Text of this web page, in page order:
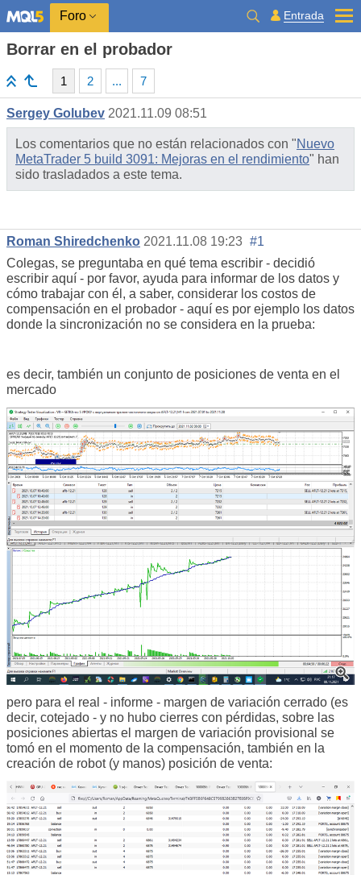
Foro Entrada
Borrar en el probador
1 2 ... 7
Sergey Golubev 2021.11.09 08:51
Los comentarios que no están relacionados con "Nuevo
MetaTrader 5 build 3091: Mejoras en el rendimiento" han
sido trasladados a este tema.
Roman Shiredchenko 2021.11.08 19:23 #1
Colegas, se preguntaba en qué tema escribir - decidió
escribir aquí - por favor, ayuda para informar de los datos y
cómo trabajar con él, a saber, considerar los costos de
compensación en el probador - aquí es por ejemplo los datos
donde la sincronización no se considera en la prueba:
es decir, también un conjunto de posiciones de venta en el
mercado
pero para el real - informe - margen de variación cerrado (es
decir, cotejado - y no hubo cierres con pérdidas, sobre las
posiciones abiertas el margen de variación provisional se
tomó en el momento de la compensación, también en la
creación de robot (y manos) posición de venta: